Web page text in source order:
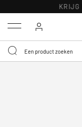
KRIJG
Menu